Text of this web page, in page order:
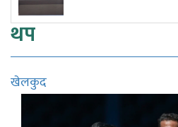
थप
खेलकुद